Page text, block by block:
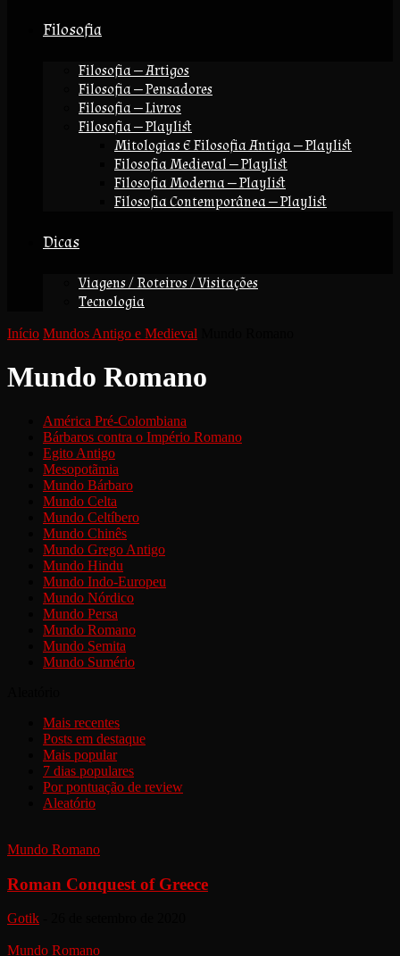
Filosofia
Filosofia — Artigos
Filosofia — Pensadores
Filosofia — Livros
Filosofia — Playlist
Mitologias E Filosofia Antiga — Playlist
Filosofia Medieval — Playlist
Filosofia Moderna — Playlist
Filosofia Contemporânea — Playlist
Dicas
Viagens / Roteiros / Visitações
Tecnologia
Início Mundos Antigo e Medieval
Mundo Romano
América Pré-Colombiana
Bárbaros contra o Império Romano
Egito Antigo
Mesopotãmia
Mundo Bárbaro
Mundo Celta
Mundo Celtíbero
Mundo Chinês
Mundo Grego Antigo
Mundo Hindu
Mundo Indo-Europeu
Mundo Nórdico
Mundo Persa
Mundo Romano
Mundo Semita
Mundo Sumério
Mais recentes
Posts em destaque
Mais popular
7 dias populares
Por pontuação de review
Aleatório
Mundo Romano
Roman Conquest of Greece
Gotik
Mundo Romano